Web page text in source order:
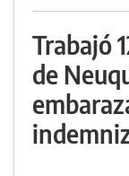
Trabajó
de